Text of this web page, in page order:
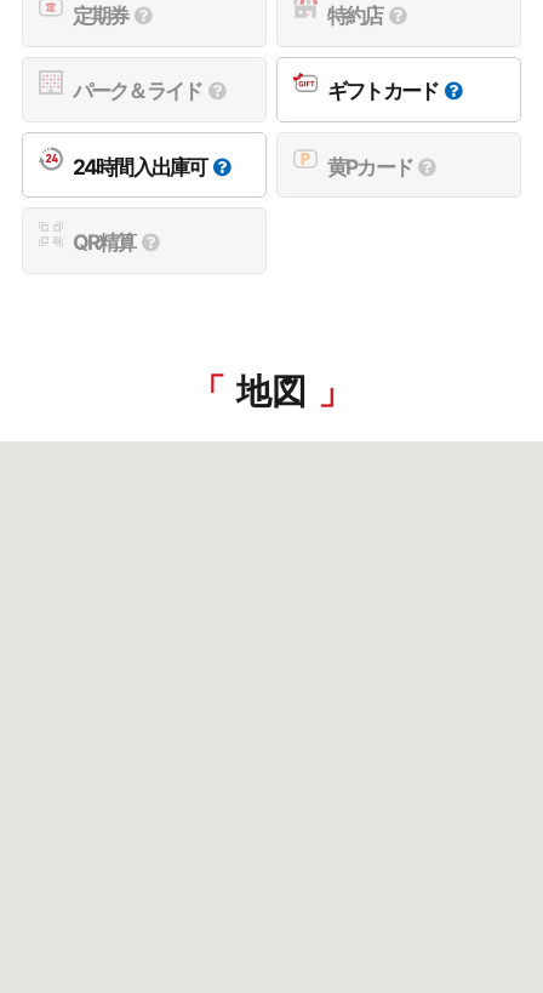
定期券 特約店
パーク＆ライド ギフトカード
24時間入出庫可 黄Pカード
QR精算
地図